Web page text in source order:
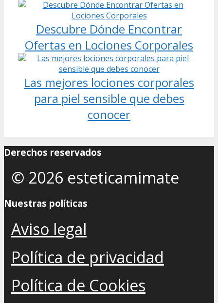
Descubre Dónde Encontrar
Ofertas en Lociones Corporales
Las mejores lociones corporales
para piel sensible que debes
conocer
Derechos reservados
© 2026 esteticamimate
Nuestras políticas
Aviso legal
Política de privacidad
Política de Cookies